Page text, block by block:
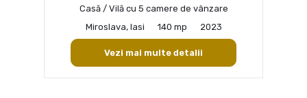
Casă / Vilă cu 5 camere de vânzare
Miroslava, Iasi
140 mp 2023
Vezi mai multe detalii